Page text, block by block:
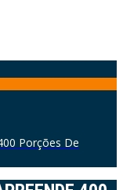
Porções De